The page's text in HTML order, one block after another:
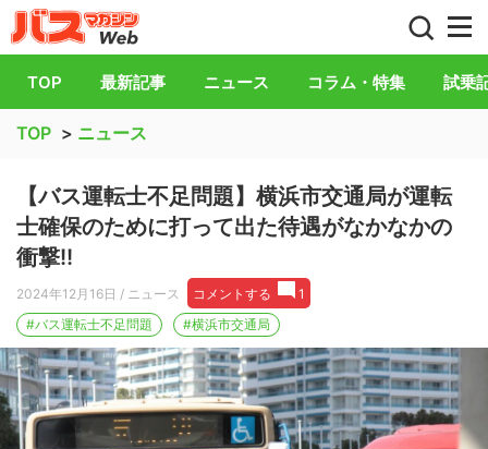
バス総合情報誌「バスマガジン」公式WEB
TOP 最新記事 ニュース コラム・特集 試乗
TOP > ニュース
【バス運転士不足問題】横浜市交通局が運転
士確保のために打って出た待遇がなかなかの
衝撃!!
2024年12月16日 / ニュース コメントする
1
#バス運転士不足問題
#横浜市交通局